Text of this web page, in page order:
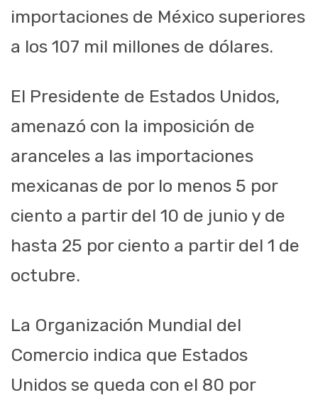
importaciones de México superiores
a los 107 mil millones de dólares.
El Presidente de Estados Unidos,
amenazó con la imposición de
aranceles a las importaciones
mexicanas de por lo menos 5 por
ciento a partir del 10 de junio y de
hasta 25 por ciento a partir del 1 de
octubre.
La Organización Mundial del
Comercio indica que Estados
Unidos se queda con el 80 por